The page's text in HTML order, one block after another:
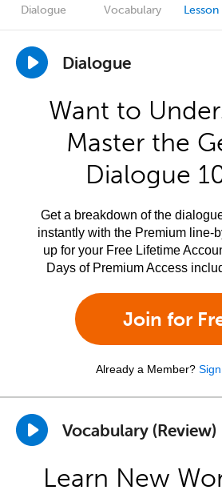
Dialogue Vocabulary
Dialogue
Want to
Master the
Dialogue
Get a breakdown of the
instantly with the Premium line-
up for your Free Lifetime
Days of Premium Access
Join for
Already a Member?
Vocabulary (Review)
Learn New